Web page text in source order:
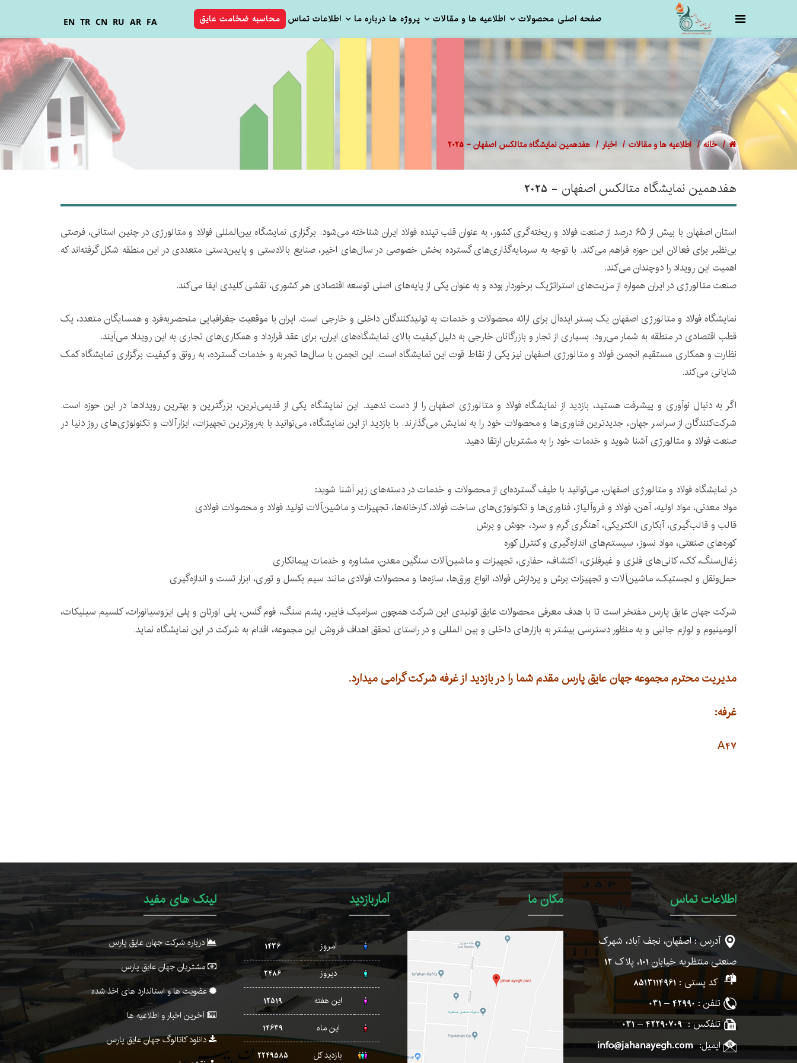
صفحه اصلی محصولات اطلاعیه ها و مقالات پروژه ها درباره ما اطلاعات تماس محاسبه ضخامت عایق FA
AR
RU
CN
TR
EN
خانه اطلاعیه ها و مقالات اخبار هفدهمین نمایشگاه متالکس اصفهان - 2025
هفدهمین نمایشگاه متالکس اصفهان - 2025
استان اصفهان با بیش از ۶۵ درصد از صنعت فولاد و ریخته‌گری کشور، به عنوان قلب تپنده فولاد ایران شناخته می‌شود. برگزاری نمایشگاه بین‌المللی فولاد و متالورژی در چنین استانی، فرصتی
بی‌نظیر برای فعالان این حوزه فراهم می‌کند. با توجه به سرمایه‌گذاری‌های گسترده بخش خصوصی در سال‌های اخیر، صنایع بالادستی و پایین‌دستی متعددی در این منطقه شکل گرفته‌اند که
اهمیت این رویداد را دوچندان می‌کند.
صنعت متالورژی در ایران همواره از مزیت‌های استراتژیک برخوردار بوده و به عنوان یکی از پایه‌های اصلی توسعه اقتصادی هر کشوری، نقشی کلیدی ایفا می‌کند.
نمایشگاه فولاد و متالورژی اصفهان یک بستر ایده‌آل برای ارائه محصولات و خدمات به تولیدکنندگان داخلی و خارجی است. ایران با موقعیت جغرافیایی منحصربه‌فرد و همسایگان متعدد، یک
قطب اقتصادی در منطقه به شمار می‌رود. بسیاری از تجار و بازرگانان خارجی به دلیل کیفیت بالای نمایشگاه‌های ایران، برای عقد قرارداد و همکاری‌های تجاری به این رویداد می‌آیند.
نظارت و همکاری مستقیم انجمن فولاد و متالورژی اصفهان نیز یکی از نقاط قوت این نمایشگاه است. این انجمن با سال‌ها تجربه و خدمات گسترده، به رونق و کیفیت برگزاری نمایشگاه کمک
شایانی می‌کند.
اگر به دنبال نوآوری و پیشرفت هستید، بازدید از نمایشگاه فولاد و متالورژی اصفهان را از دست ندهید. این نمایشگاه یکی از قدیمی‌ترین، بزرگترین و بهترین رویدادها در این حوزه است.
شرکت‌کنندگان از سراسر جهان، جدیدترین فناوری‌ها و محصولات خود را به نمایش می‌گذارند. با بازدید از این نمایشگاه، می‌توانید با به‌روزترین تجهیزات، ابزارآلات و تکنولوژی‌های روز دنیا در
صنعت فولاد و متالورژی آشنا شوید و خدمات خود را به مشتریان ارتقا دهید.
در نمایشگاه فولاد و متالورژی اصفهان، می‌توانید با طیف گسترده‌ای از محصولات و خدمات در دسته‌های زیر آشنا شوید:
مواد معدنی، مواد اولیه، آهن، فولاد و فروآلیاژ، فناوری‌ها و تکنولوژی‌های ساخت فولاد، کارخانه‌ها، تجهیزات و ماشین‌آلات تولید فولاد و محصولات فولادی
قالب و قالب‌گیری، آبکاری الکتریکی، آهنگری گرم و سرد، جوش و برش
کوره‌های صنعتی، مواد نسوز، سیستم‌های اندازه‌گیری و کنترل کوره
زغال‌سنگ، کک، کانی‌های فلزی و غیرفلزی، اکتشاف، حفاری، تجهیزات و ماشین‌آلات سنگین معدن، مشاوره و خدمات پیمانکاری
حمل‌ونقل و لجستیک، ماشین‌آلات و تجهیزات برش و پردازش فولاد، انواع ورق‌ها، سازه‌ها و محصولات فولادی مانند سیم بکسل و توری، ابزار تست و اندازه‌گیری
شرکت جهان عایق پارس مفتخر است تا با هدف معرفی محصولات عایق تولیدی این شرکت همچون سرامیک فایبر، پشم سنگ، فوم گلس، پلی اورتان و پلی ایزوسیانورات، کلسیم سیلیکات،
آلومینیوم و لوازم جانبی و به منظور دسترسی بیشتر به بازارهای داخلی و بین المللی و در راستای تحقق اهداف فروش این مجموعه، اقدام به شرکت در این نمایشگاه نماید.
مدیریت محترم مجموعه جهان عایق پارس مقدم شما را در بازدید از غرفه شرکت گرامی میدارد.
غرفه:
A47
اطلاعات تماس
آدرس : اصفهان، نجف آباد، شهرک
صنعتی منتظریه خیابان101، پلاک12
کد پستی : 8513114961
تلفن : 42990 – 031
تلفکس :42290709 – 031
ایمیل:
مکان ما آماربازدید
امروز
1436
دیروز
2486
این هفته
12519
این ماه
14639
بازدید کل
2249585
لینک های مفید
درباره شرکت جهان عایق پارس
مشتریان جهان عایق پارس
عضویت ها و استاندارد های اخذ شده
آخرین اخبار و اطلاعیه ها
دانلود کاتالوگ جهان عایق پارس